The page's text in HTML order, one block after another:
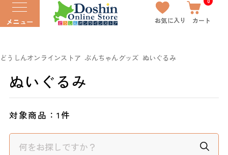
メニュー お気に入り カート
どうしんオンラインストア ぶんちゃんグッズ ぬいぐるみ
ぬいぐるみ
対象商品：1件